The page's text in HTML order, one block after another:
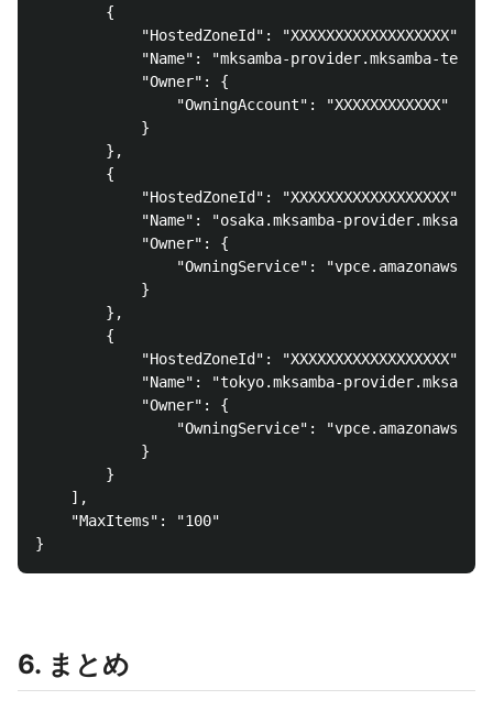
        {
            "HostedZoneId": "XXXXXXXXXXXXXXXXXX",
"Name": "mksamba-provider.mksamba-
            "Owner": {
                "OwningAccount": "XXXXXXXXXXXX"
            }
        },
        {
            "HostedZoneId": "XXXXXXXXXXXXXXXXXX",
"Name": "osaka.mksamba-
            "Owner": {
"OwningService":
            }
        },
        {
            "HostedZoneId": "XXXXXXXXXXXXXXXXXX",
"Name": "tokyo.mksamba-
            "Owner": {
"OwningService":
            }
        }
    ],
    "MaxItems": "100"
6. まとめ